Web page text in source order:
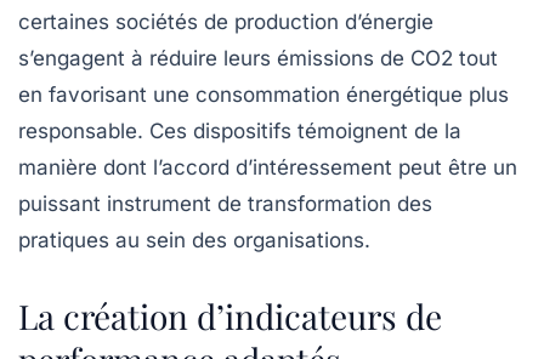
certaines sociétés de production d’énergie
s’engagent à réduire leurs émissions de CO2 tout
en favorisant une consommation énergétique plus
responsable. Ces dispositifs témoignent de la
manière dont l’accord d’intéressement peut être un
puissant instrument de transformation des
pratiques au sein des organisations.
La création d’indicateurs de